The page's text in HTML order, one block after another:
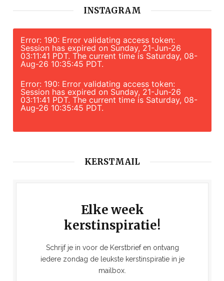
INSTAGRAM
Error: 190: Error validating access token:
Session has expired on Sunday, 21-Jun-26
03:11:41 PDT. The current time is Saturday, 08-
Aug-26 10:35:45 PDT.
Error: 190: Error validating access token:
Session has expired on Sunday, 21-Jun-26
03:11:41 PDT. The current time is Saturday, 08-
Aug-26 10:35:45 PDT.
KERSTMAIL
Elke week
kerstinspiratie!
Schrijf je in voor de Kerstbrief en ontvang
iedere zondag de leukste kerstinspiratie in je
mailbox.